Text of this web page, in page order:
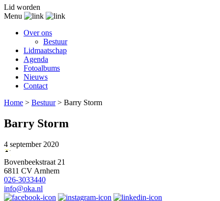
Lid worden
Menu
Over ons
Bestuur
Lidmaatschap
Agenda
Fotoalbums
Nieuws
Contact
Home > Bestuur> Barry Storm
Barry Storm
4 september 2020
Bovenbeekstraat 21
6811 CV Arnhem
026-3033440
info@oka.nl